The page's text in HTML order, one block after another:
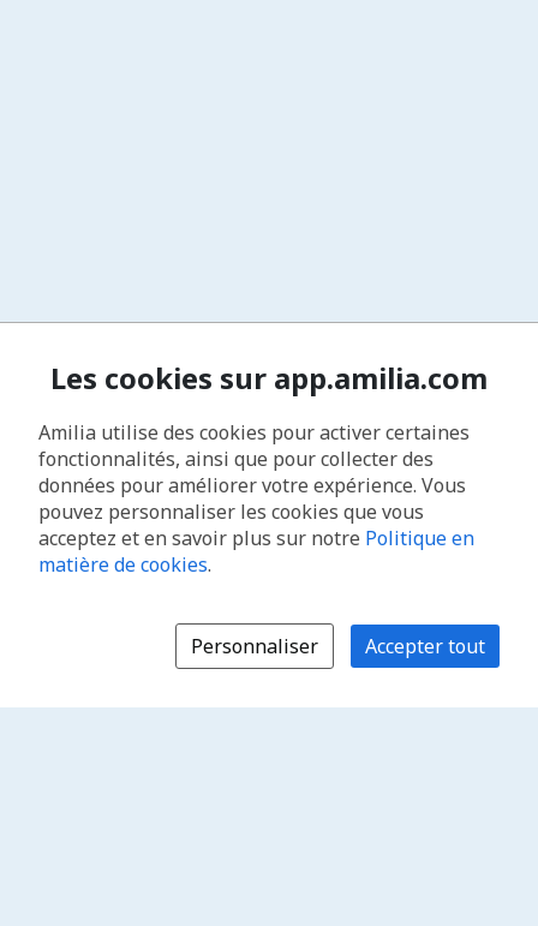
Les cookies sur app.amilia.com
Amilia utilise des cookies pour activer certaines
fonctionnalités, ainsi que pour collecter des
données pour améliorer votre expérience. Vous
pouvez personnaliser les cookies que vous
acceptez et en savoir plus sur notre Politique en
matière de cookies.
Personnaliser Accepter tout